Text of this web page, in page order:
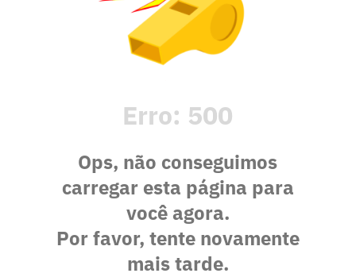
Erro: 500
Ops, não conseguimos
carregar esta página para
você agora.
Por favor, tente novamente
mais tarde.